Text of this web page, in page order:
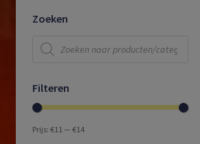
Zoeken
Producten
zoeken
Filteren
Prijs: €11— €14